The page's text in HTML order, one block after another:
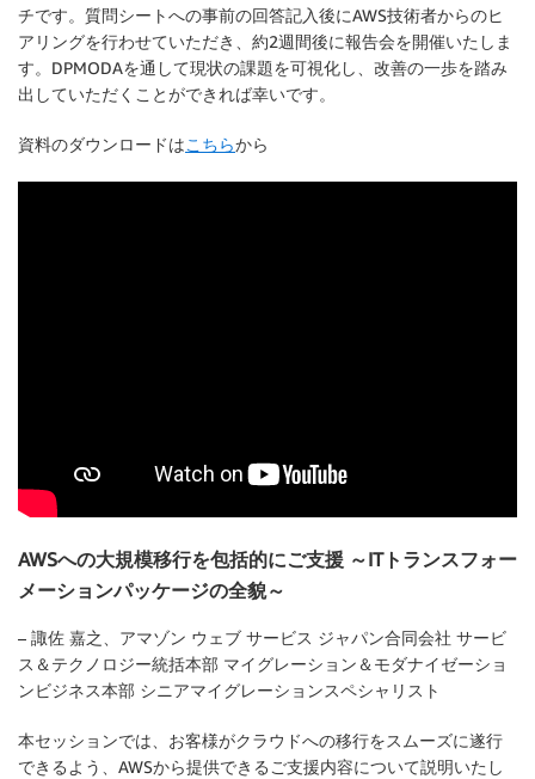
チです。質問シートへの事前の回答記入後にAWS技術者からのヒ
アリングを行わせていただき、約2週間後に報告会を開催いたしま
す。DPMODAを通して現状の課題を可視化し、改善の一歩を踏み
出していただくことができれば幸いです。
資料のダウンロードはこちらから
AWSへの大規模移行を包括的にご支援 ～ITトランスフォー
メーションパッケージの全貌～
– 諏佐 嘉之、アマゾン ウェブ サービス ジャパン合同会社 サービ
ス＆テクノロジー統括本部 マイグレーション＆モダナイゼーショ
ンビジネス本部 シニアマイグレーションスペシャリスト
本セッションでは、お客様がクラウドへの移行をスムーズに遂行
できるよう、AWSから提供できるご支援内容について説明いたし